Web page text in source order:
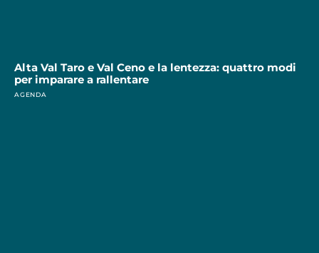
Alta Val Taro e Val Ceno e la lentezza: quattro modi
per imparare a rallentare
AGENDA